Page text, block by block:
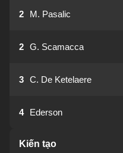
2 M. Pasalic
2 G. Scamacca
3 C. De Ketelaere
4 Ederson
Kiến tạo